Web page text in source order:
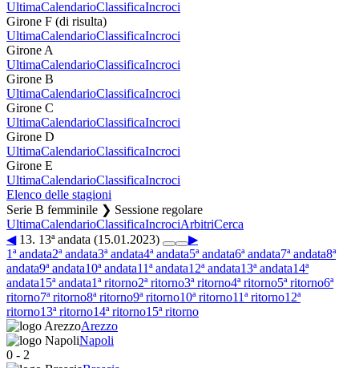
UltimaCalendarioClassificaIncroci
Girone F (di risulta)
UltimaCalendarioClassificaIncroci
Girone A
UltimaCalendarioClassificaIncroci
Girone B
UltimaCalendarioClassificaIncroci
Girone C
UltimaCalendarioClassificaIncroci
Girone D
UltimaCalendarioClassificaIncroci
Girone E
UltimaCalendarioClassificaIncroci
Elenco delle stagioni
Serie B femminile ❯ Sessione regolare
UltimaCalendarioClassificaIncrociArbitriCerca
◀13. 13ª andata (15.01.2023)
▶
1ª andata2ª andata3ª andata4ª andata5ª andata6ª andata7ª andata8ª
andata9ª andata10ª andata11ª andata12ª andata13ª andata14ª
andata15ª andata1ª ritorno2ª ritorno3ª ritorno4ª ritorno5ª ritorno6ª
ritorno7ª ritorno8ª ritorno9ª ritorno10ª ritorno11ª ritorno12ª
ritorno13ª ritorno14ª ritorno15ª ritorno
Arezzo
Napoli
0 - 2